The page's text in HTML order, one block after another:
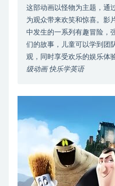
这部动画以怪物为主题，通
为观众带来欢笑和惊喜。影
中发生的一系列有趣冒险，
们的故事，儿童可以学到团
观，同时享受欢乐的娱乐体
级动画 快乐学英语